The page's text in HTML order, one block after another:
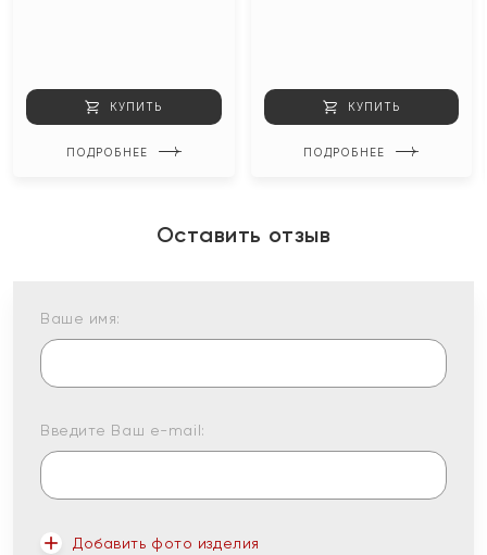
КУПИТЬ
ПОДРОБНЕЕ
КУПИТЬ
ПОДРОБНЕЕ
Оставить отзыв
Ваше имя:
Введите Ваш e-mail:
Добавить фото изделия